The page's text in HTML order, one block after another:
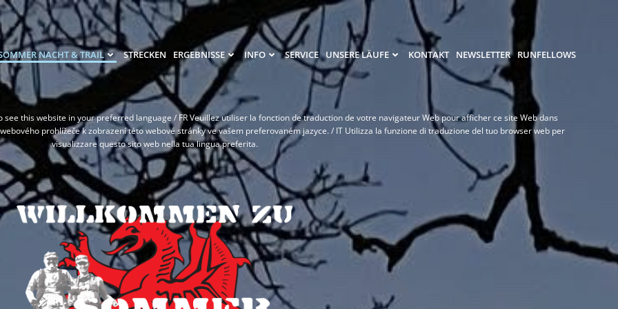
NACHT & TRAIL STRECKEN ERGEBNISSE INFO SERVICE UNSERE LÄUFE KONTAKT NEWSLETTER RUNFELLOWS
this website in your preferred language / FR Veuillez utiliser la fonction de traduction de votre navigateur Web pour afficher ce site Web dans
prohlížeče k zobrazení této webové stránky ve vašem preferovaném jazyce. / IT Utilizza la funzione di traduzione del tuo browser web per
visualizzare questo sito web nella tua lingua preferita.